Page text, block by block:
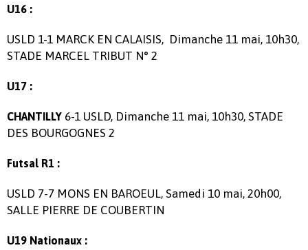
U16 :
USLD 1-1 MARCK EN CALAISIS, Dimanche 11 mai, 10h30,
STADE MARCEL TRIBUT N° 2
U17 :
CHANTILLY 6-1 USLD, Dimanche 11 mai, 10h30, STADE
DES BOURGOGNES 2
Futsal R1 :
USLD 7-7 MONS EN BAROEUL, Samedi 10 mai, 20h00,
SALLE PIERRE DE COUBERTIN
U19 Nationaux :